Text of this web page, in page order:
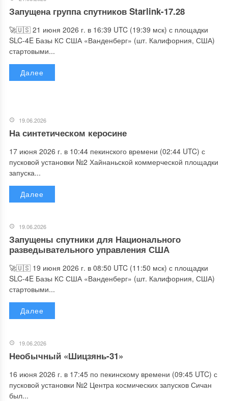
Запущена группа спутников Starlink-17.28
🚀🇺🇸 21 июня 2026 г. в 16:39 UTC (19:39 мск) с площадки
SLC-4E Базы КС США «Ванденберг» (шт. Калифорния, США)
стартовыми...
Далее
19.06.2026
На синтетическом керосине
17 июня 2026 г. в 10:44 пекинского времени (02:44 UTC) с
пусковой установки №2 Хайнаньской коммерческой площадки
запуска...
Далее
19.06.2026
Запущены спутники для Национального
разведывательного управления США
🚀🇺🇸 19 июня 2026 г. в 08:50 UTC (11:50 мск) с площадки
SLC-4E Базы КС США «Ванденберг» (шт. Калифорния, США)
стартовыми...
Далее
19.06.2026
Необычный «Шицзянь-31»
16 июня 2026 г. в 17:45 по пекинскому времени (09:45 UTC) с
пусковой установки №2 Центра космических запусков Сичан
был...